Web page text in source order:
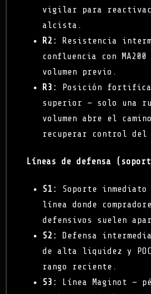
vigilar para
alcista.
R2:
Resistencia
confluencia con MA200
volumen previo.
R3:
Posición
superior — solo una
volumen abre el
recuperar control del
Líneas de defensa
S1:
Soporte inmediato
línea donde
defensivos suelen
S2:
Defensa
de alta liquidez y
rango reciente.
S3:
Línea Maginot —